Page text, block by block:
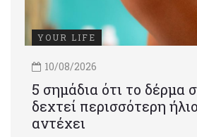
YOUR LIFE
10/08/2026
5 σημάδια ότι το δέρμα
δεχτεί περισσότερη
αντέχει